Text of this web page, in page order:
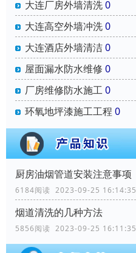
大连厂房外墙清洗0
大连高空外墙冲洗0
大连酒店外墙清洁0
屋面漏水防水维修 0
厂房维修防水施工0
环氧地坪漆施工工程 0
厨房油烟管道安装注意事项
6184阅读 2023-09-25 16:14:35
烟道清洗的几种方法
5856阅读 2023-09-25 16:11:35